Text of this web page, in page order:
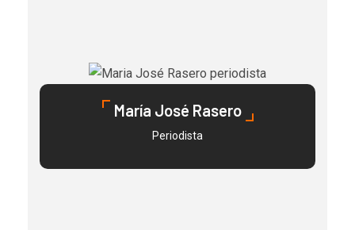
María José Rasero
Periodista